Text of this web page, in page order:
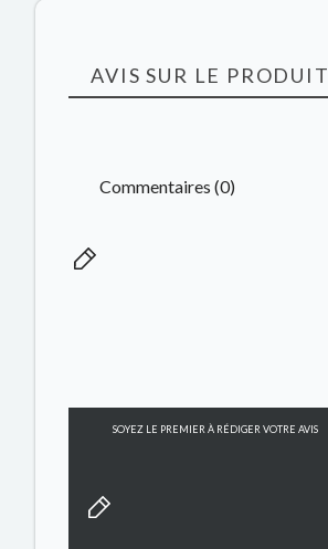
AVIS SUR LE PRODUIT
Commentaires (0)
SOYEZ LE PREMIER À RÉDIGER VOTRE AVIS